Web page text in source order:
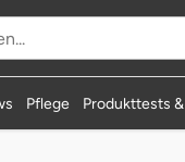
Pflege Produkttests